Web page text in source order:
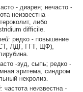
- диарея; нечасто -
неизвестна -
либо
difficile.
редко - повышение
ЛДГ, ГГТ, ЩФ),
-зуд, сыпь; редко -
эритема, синдром
некролиз.
частота неизвестна -